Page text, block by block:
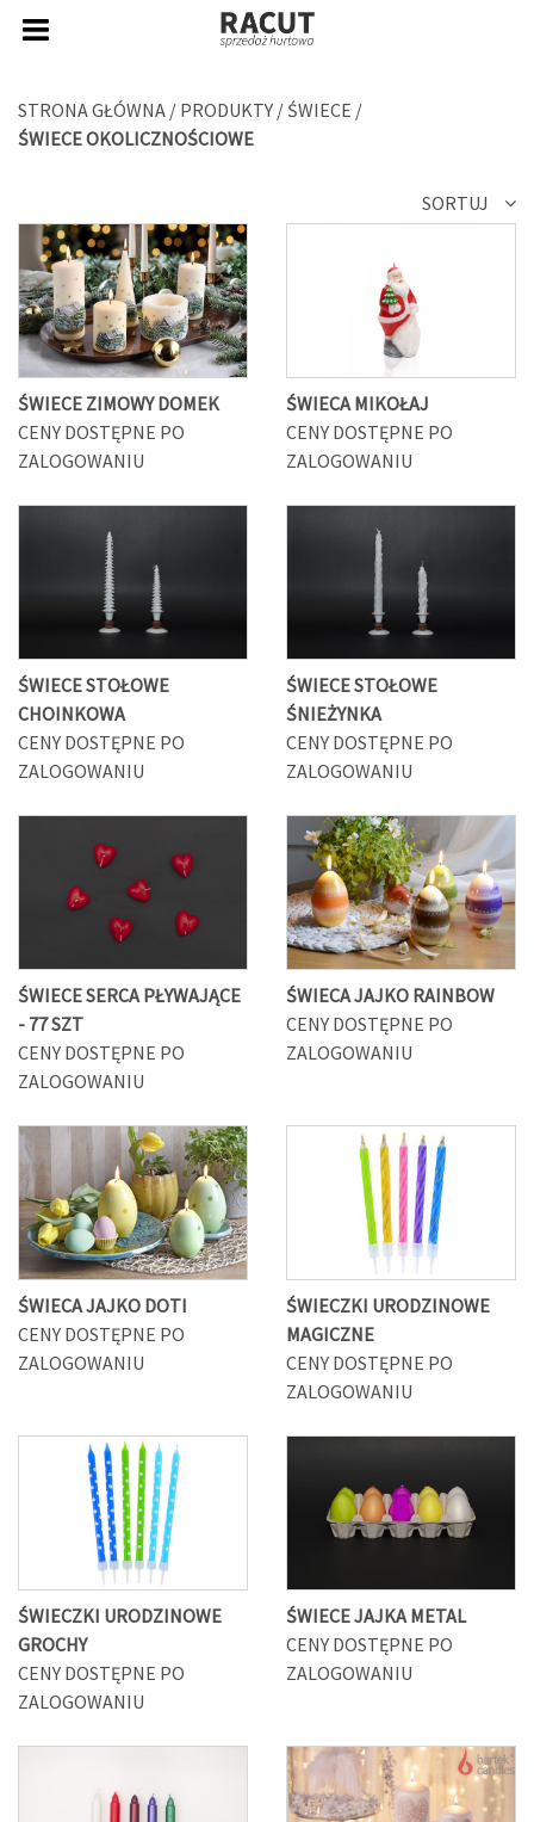
STRONA GŁÓWNA / PRODUKTY / ŚWIECE /
ŚWIECE OKOLICZNOŚCIOWE
SORTUJ
ŚWIECE ZIMOWY DOMEK
CENY DOSTĘPNE PO
ZALOGOWANIU
ŚWIECA MIKOŁAJ
CENY DOSTĘPNE PO
ZALOGOWANIU
ŚWIECE STOŁOWE
CHOINKOWA
CENY DOSTĘPNE PO
ZALOGOWANIU
ŚWIECE STOŁOWE
ŚNIEŻYNKA
CENY DOSTĘPNE PO
ZALOGOWANIU
ŚWIECE SERCA PŁYWAJĄCE
- 77 SZT
CENY DOSTĘPNE PO
ZALOGOWANIU
ŚWIECA JAJKO RAINBOW
CENY DOSTĘPNE PO
ZALOGOWANIU
ŚWIECA JAJKO DOTI
CENY DOSTĘPNE PO
ZALOGOWANIU
ŚWIECZKI URODZINOWE
MAGICZNE
CENY DOSTĘPNE PO
ZALOGOWANIU
ŚWIECZKI URODZINOWE
GROCHY
CENY DOSTĘPNE PO
ZALOGOWANIU
ŚWIECE JAJKA METAL
CENY DOSTĘPNE PO
ZALOGOWANIU